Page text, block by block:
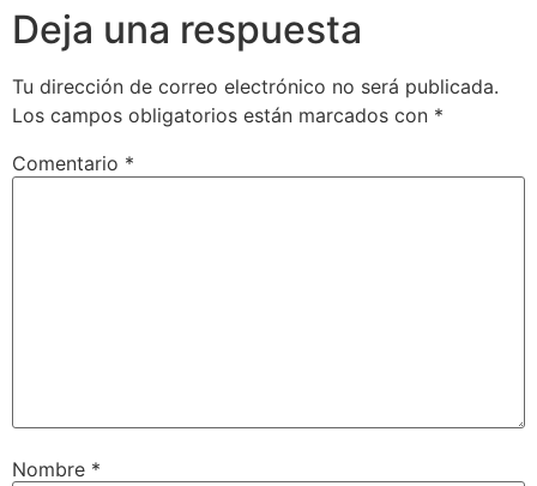
Deja una respuesta
Tu dirección de correo electrónico no será publicada.
Los campos obligatorios están marcados con *
Comentario *
Nombre *